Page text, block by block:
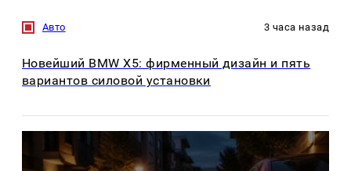
Авто 3 часа назад
Новейший BMW X5: фирменный дизайн и пять
вариантов силовой установки